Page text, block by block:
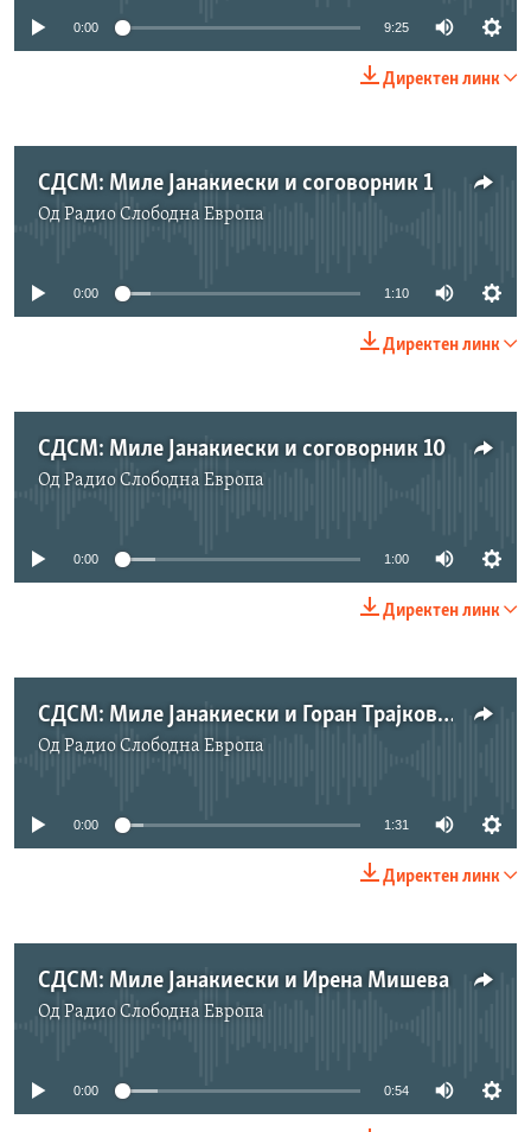
0:00 9:25
Директен линк
СДСМ: Миле Јанакиески и соговорник 1
ОдРадио Слободна Eвропа
No media source currently available
0:00 1:10
Директен линк
СДСМ: Миле Јанакиески и соговорник 10
ОдРадио Слободна Eвропа
No media source currently available
0:00 1:00
Директен линк
СДСМ: Миле Јанакиески и Горан Трајковски
ОдРадио Слободна Eвропа
No media source currently available
0:00 1:31
Директен линк
СДСМ: Миле Јанакиески и Ирена Мишева
ОдРадио Слободна Eвропа
No media source currently available
0:00 0:54